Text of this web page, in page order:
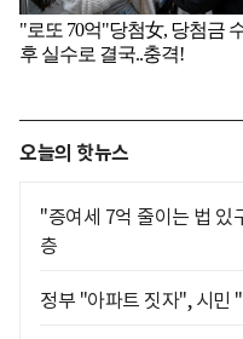
오늘의 핫뉴스
"증여세 7억 줄이는 법 있
층
정부 "아파트 짓자", 시